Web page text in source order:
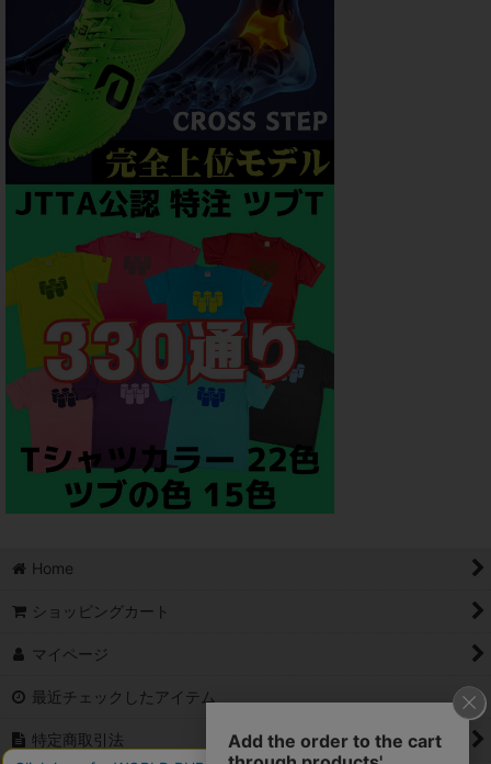
Home
ショッピングカート
マイページ
最近チェックしたアイテム
特定商取引法